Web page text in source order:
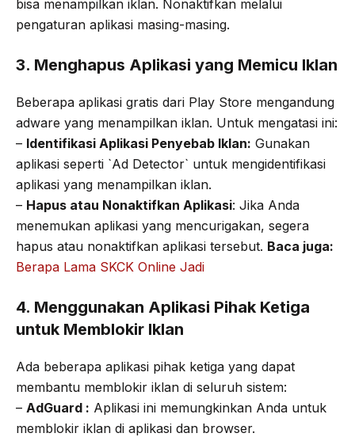
bisa menampilkan iklan. Nonaktifkan melalui
pengaturan aplikasi masing-masing.
3. Menghapus Aplikasi yang Memicu Iklan
Beberapa aplikasi gratis dari Play Store mengandung
adware yang menampilkan iklan. Untuk mengatasi ini:
– Identifikasi Aplikasi Penyebab Iklan: Gunakan
aplikasi seperti `Ad Detector` untuk mengidentifikasi
aplikasi yang menampilkan iklan.
– Hapus atau Nonaktifkan Aplikasi: Jika Anda
menemukan aplikasi yang mencurigakan, segera
hapus atau nonaktifkan aplikasi tersebut. Baca juga:
Berapa Lama SKCK Online Jadi
4. Menggunakan Aplikasi Pihak Ketiga
untuk Memblokir Iklan
Ada beberapa aplikasi pihak ketiga yang dapat
membantu memblokir iklan di seluruh sistem:
– AdGuard : Aplikasi ini memungkinkan Anda untuk
memblokir iklan di aplikasi dan browser.